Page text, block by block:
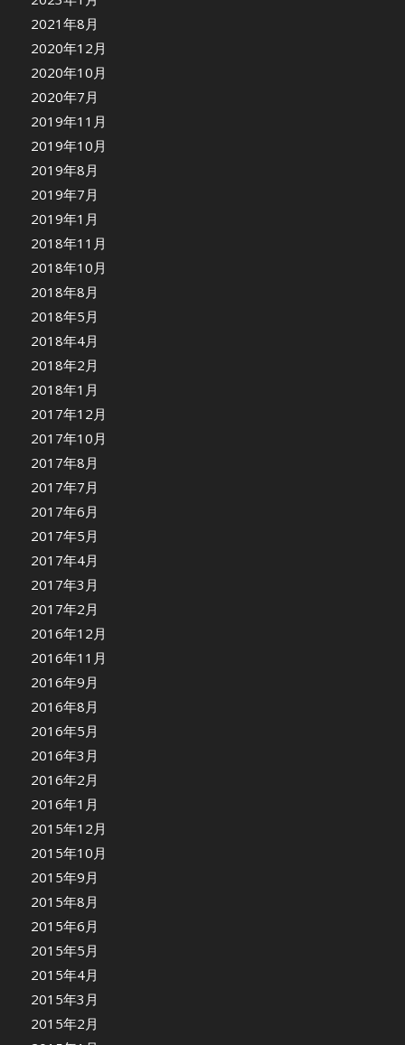
2021年8月
2020年12月
2020年10月
2020年7月
2019年11月
2019年10月
2019年8月
2019年7月
2019年1月
2018年11月
2018年10月
2018年8月
2018年5月
2018年4月
2018年2月
2018年1月
2017年12月
2017年10月
2017年8月
2017年7月
2017年6月
2017年5月
2017年4月
2017年3月
2017年2月
2016年12月
2016年11月
2016年9月
2016年8月
2016年5月
2016年3月
2016年2月
2016年1月
2015年12月
2015年10月
2015年9月
2015年8月
2015年6月
2015年5月
2015年4月
2015年3月
2015年2月